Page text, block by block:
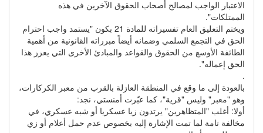
الاعتبار الواجب لمصالح أصحاب الحقوق الآخرين في هذه
الممتلكات".
ويختم التعليق العام تفسيراته للمادة 21 بكون "يستمد واجب احترام
الحق في التجمع السلمي وضمانه أيضاً مبرراته القانونية من أهمية
الطائفة الأوسع من الحقوق والقواعد والمبادئ الأخرى التي يعزز هذا
الحق إعماله".
بالعودة إلى ما وقع في المنطقة العازلة بالقرب من معبر الكركارات،
وهو "معبر" وليس "قرية"، كما عبّرت أمنستي، نجد:
أولا: أغلب "المتظاهرين" يرتدون زيا عسكريا أو شبه عسكري، في
مخالفة تامة لما تمت الإشارة إليه بخصوص عدم حمل أعلام أو زي